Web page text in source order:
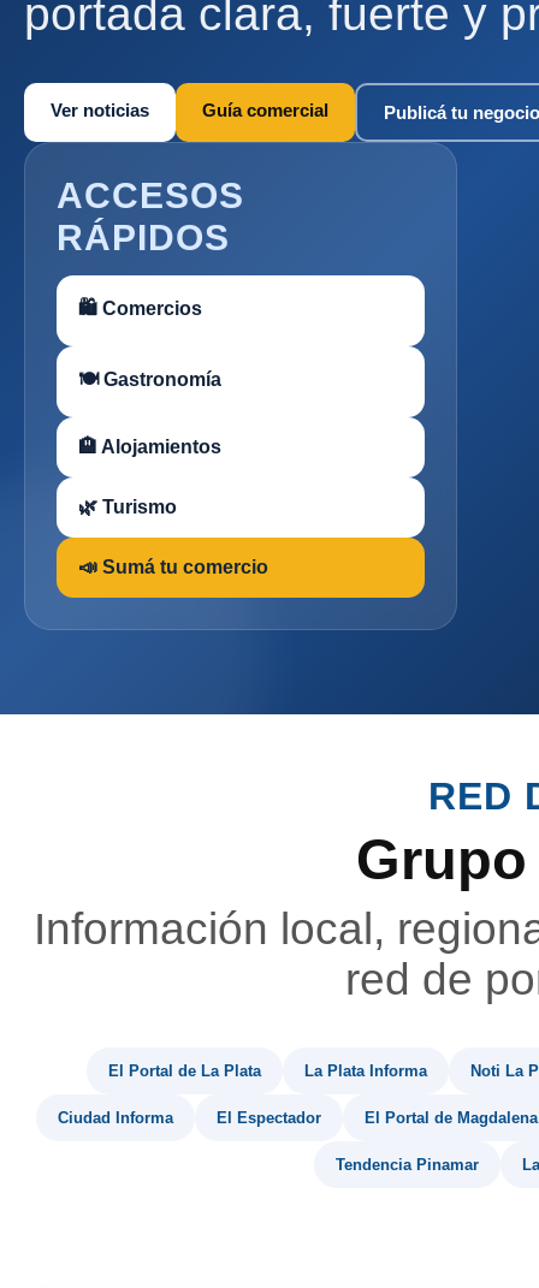
portada clara, fuerte y
Ver noticias Guía comercial Publicá tu negocio
ACCESOS
RÁPIDOS
🛍 Comercios
🍽 Gastronomía
🏨 Alojamientos
🌿 Turismo
📣 Sumá tu comercio
RED
Información local,
red de
El Portal de La Plata La Plata Informa Noti La
Ciudad Informa El Espectador El Portal de Magdalena
Tendencia Pinamar